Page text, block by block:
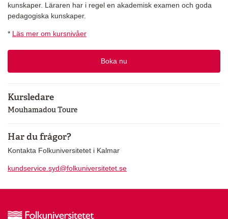
kunskaper. Läraren har i regel en akademisk examen och goda
pedagogiska kunskaper.
* Läs mer om kursnivåer
Boka nu
Kursledare
Mouhamadou Toure
Har du frågor?
Kontakta Folkuniversitetet i Kalmar
kundservice.syd@folkuniversitetet.se